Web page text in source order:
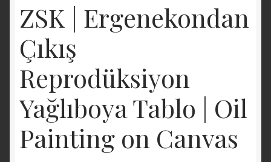
ZSK | Ergenekondan
Çıkış
Reprodüksiyon
Yağlıboya Tablo | Oil
Painting on Canvas